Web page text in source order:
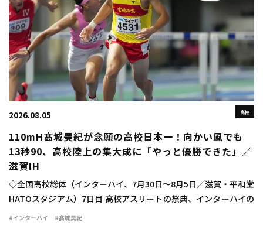
高校
2026.08.05
110mH髙城昊紀が念願の高校日本一！向かい風でも
13秒90、高校陸上の集大成に「やっと優勝できた」／
滋賀IH
◇全国高校総体（インターハイ、7月30日～8月5日／滋賀・平和堂
HATOスタジアム）7日目 高校アスリートの祭典、インターハイの
最終日に男子110mハードル決勝が行われ、髙城昊紀（宮崎西3）
#インターハイ #髙城昊紀